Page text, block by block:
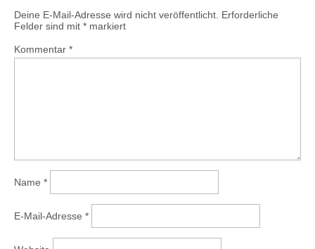
Deine E-Mail-Adresse wird nicht veröffentlicht. Erforderliche
Felder sind mit * markiert
Kommentar *
Name *
E-Mail-Adresse *